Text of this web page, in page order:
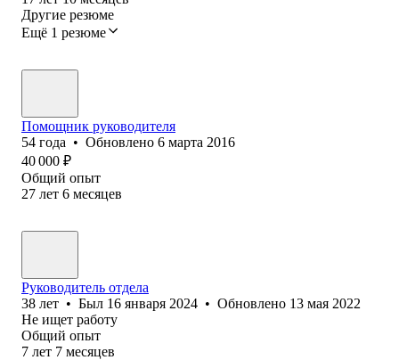
Другие резюме
Ещё 1 резюме
Помощник руководителя
54 года • Обновлено 6 марта 2016
40 000 ₽
Общий опыт
27 лет 6 месяцев
Руководитель отдела
38 лет • Был 16 января 2024 • Обновлено 13 мая 2022
Не ищет работу
Общий опыт
7 лет 7 месяцев